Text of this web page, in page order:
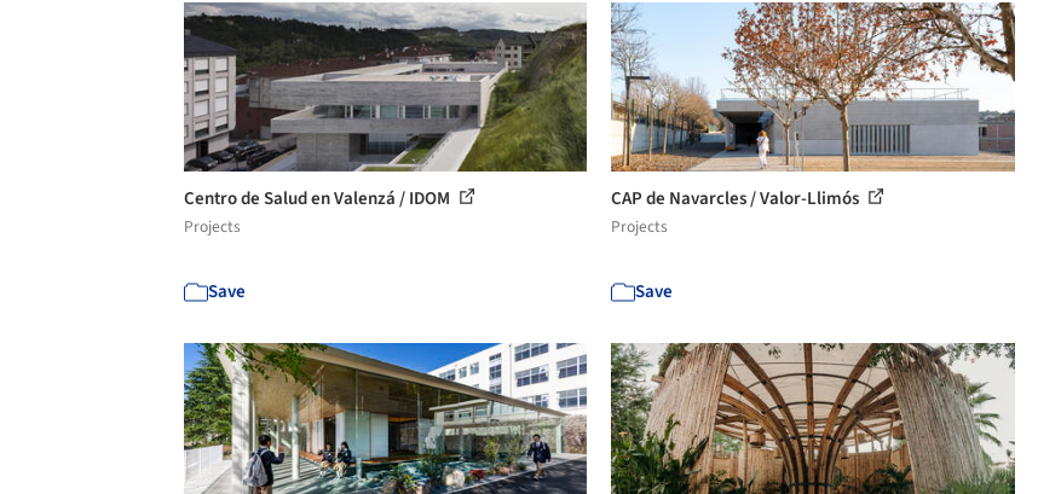
Centro de Salud en Valenzá / IDOM
Projects
Save
CAP de Navarcles / Valor-Llimós
Projects
Save